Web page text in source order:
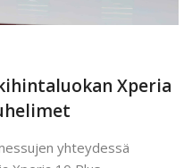
Xperia
yhteydessä